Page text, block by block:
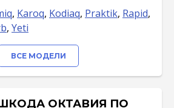
, Karoq, Kodiaq, Praktik, Rapid,
, Yeti
ВСЕ МОДЕЛИ
ОКТАВИЯ ПО